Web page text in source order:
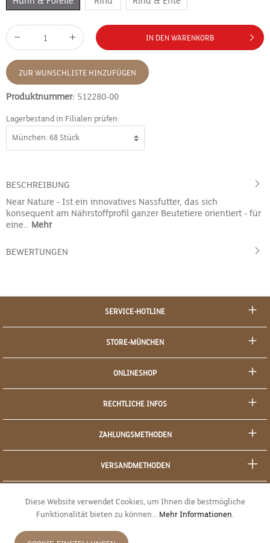
IN DEN WARENKORB
ZUR WUNSCHLISTE HINZUFÜGEN
Produktnummer: 512280-00
Lagerbestand in Filialen prüfen:
BESCHREIBUNG
Near Nature - Ist ein innovatives Nassfutter, das sich
konsequent am Nährstoffprofil ganzer Beutetiere orientiert - für
eine… Mehr
BEWERTUNGEN
SERVICE-HOTLINE
STORE-MÜNCHEN
ONLINESHOP
RECHTLICHE INFOS
ZAHLUNGSMETHODEN
VERSANDMETHODEN
Diese Website verwendet Cookies, um Ihnen die bestmögliche
Funktionalität bieten zu können... Mehr Informationen.